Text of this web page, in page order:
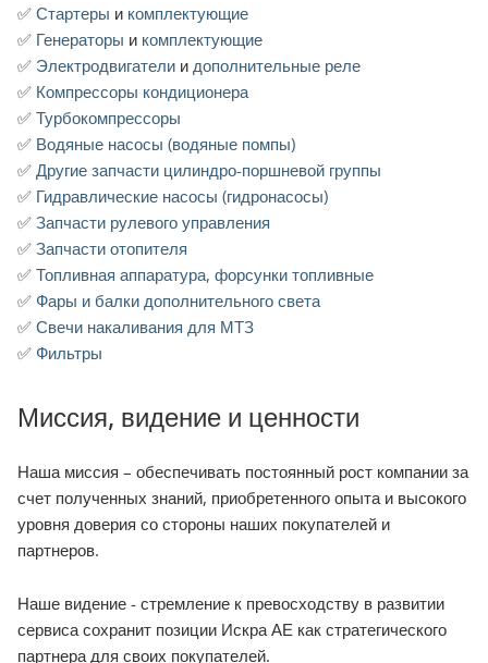
✅ Стартеры и комплектующие
✅ Генераторы и комплектующие
✅ Электродвигатели и дополнительные реле
✅ Компрессоры кондиционера
✅ Турбокомпрессоры
✅ Водяные насосы (водяные помпы)
✅ Другие запчасти цилиндро-поршневой группы
✅ Гидравлические насосы (гидронасосы)
✅ Запчасти рулевого управления
✅ Запчасти отопителя
✅ Топливная аппаратура, форсунки топливные
✅ Фары и балки дополнительного света
✅ Свечи накаливания для МТЗ
✅ Фильтры
Миссия, видение и ценности
Наша миссия – обеспечивать постоянный рост компании за
счет полученных знаний, приобретенного опыта и высокого
уровня доверия со стороны наших покупателей и
партнеров.
Наше видение - стремление к превосходству в развитии
сервиса сохранит позиции Искра АЕ как стратегического
партнера для своих покупателей.